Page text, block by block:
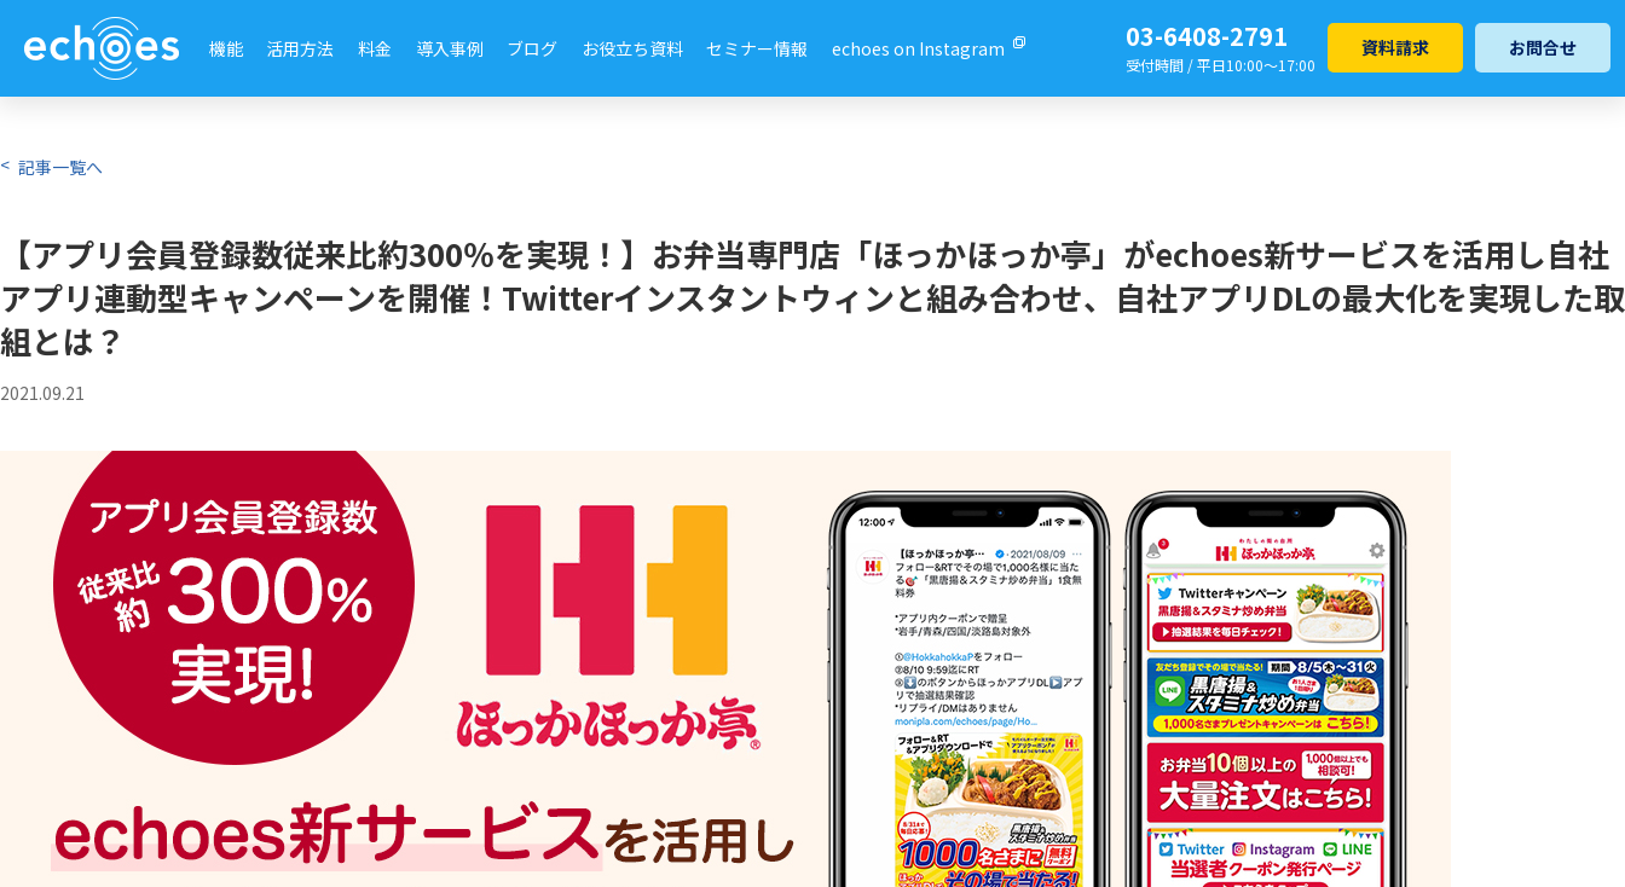
機能 活用方法 料金 導入事例 ブログ お役立ち資料 セミナー情報 echoes on Instagram 03-6408-2791
受付時間 / 平日10:00～17:00
資料請求 お問合せ
記事一覧へ
【アプリ会員登録数従来比約300％を実現！】お弁当専門店「ほっかほっか亭」がechoes新サービスを活用し自社
アプリ連動型キャンペーンを開催！Twitterインスタントウィンと組み合わせ、自社アプリDLの最大化を実現した取
組とは？
2021.09.21